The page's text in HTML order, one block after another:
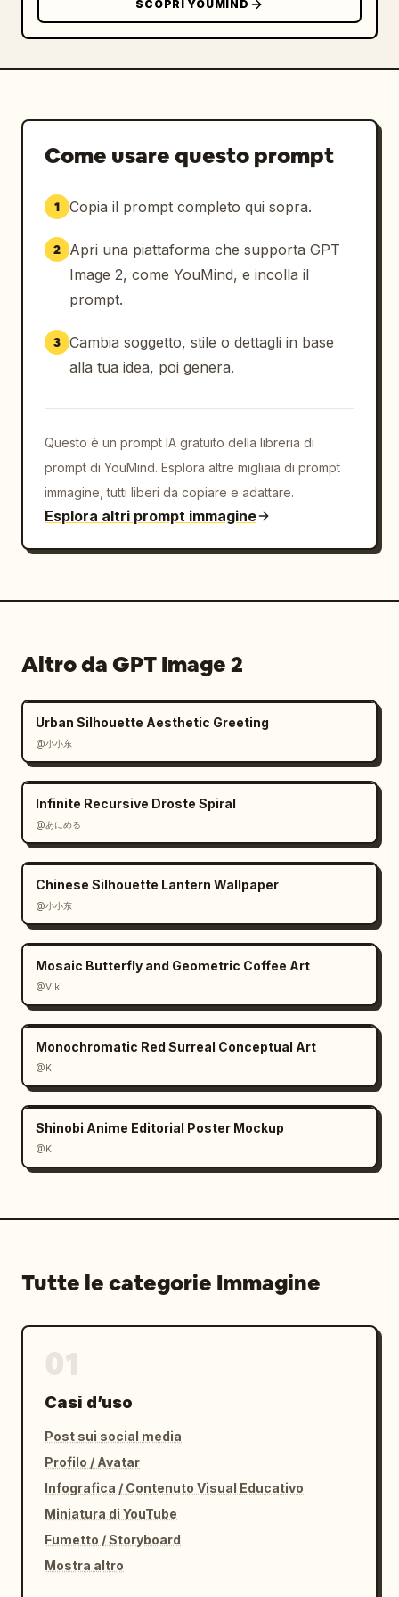
SCOPRI YOUMIND
Come usare questo prompt
1 Copia il prompt completo qui sopra.
2
Apri una piattaforma che supporta GPT
Image 2, come YouMind, e incolla il
prompt.
3 Cambia soggetto, stile o dettagli in base
alla tua idea, poi genera.
Questo è un prompt IA gratuito della libreria di
prompt di YouMind. Esplora altre migliaia di prompt
immagine, tutti liberi da copiare e adattare.
Esplora altri prompt immagine
Altro da GPT Image 2
Urban Silhouette Aesthetic Greeting
@小小东
Infinite Recursive Droste Spiral
@あにめる
Chinese Silhouette Lantern Wallpaper
@小小东
Mosaic Butterfly and Geometric Coffee Art
@Viki
Monochromatic Red Surreal Conceptual Art
@K
Shinobi Anime Editorial Poster Mockup
@K
Tutte le categorie Immagine
Casi d’uso
Post sui social media
Profilo / Avatar
Infografica / Contenuto Visual Educativo
Miniatura di YouTube
Fumetto / Storyboard
Mostra altro